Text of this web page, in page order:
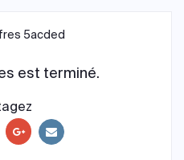
5acded
est terminé.